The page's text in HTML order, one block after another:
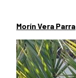
Morín Vera Parra